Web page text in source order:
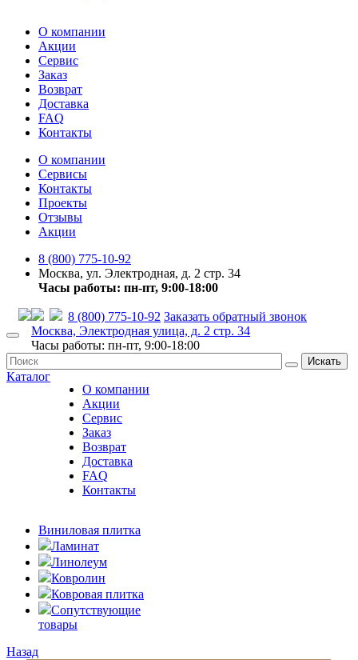
О компании
Акции
Сервис
Заказ
Возврат
Доставка
FAQ
Контакты
О компании
Сервисы
Контакты
Проекты
Отзывы
Акции
8 (800) 775-10-92
Москва, ул. Электродная, д. 2 стр. 34
Часы работы: пн-пт, 9:00-18:00
8 (800) 775-10-92 Заказать обратный звонок
Москва, Электродная улица, д. 2 стр. 34
Часы работы: пн-пт, 9:00-18:00
Искать
Каталог
О компании
Акции
Сервис
Заказ
Возврат
Доставка
FAQ
Контакты
Виниловая плитка
Ламинат
Линолеум
Ковролин
Ковровая плитка
Сопутствующие
товары
Назад